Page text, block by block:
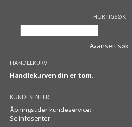
HURTIGSØK
Avansert søk
HANDLEKURV
Handlekurven din er tom.
KUNDESENTER
Åpningstider kundeservice:
Se infosenter